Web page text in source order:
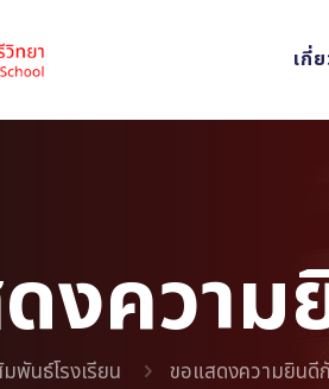
เกี่
งควา
พันธ์โรงเรียน ขอแสดงความยินดี